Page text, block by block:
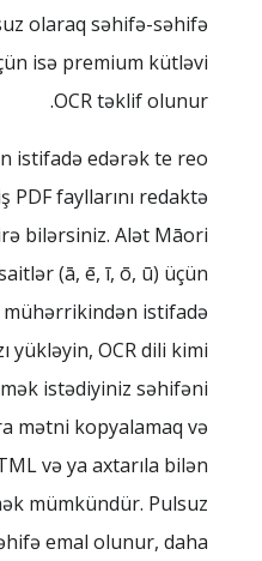
olaraq səhifə-səhifə
isə premium kütləvi
OCR təklif olunur.
istifadə edərək te reo
fayllarını redaktə
bilərsiniz. Alət Māori
(ā, ē, ī, ō, ū) üçün
mühərrikindən istifadə
yükləyin, OCR dili kimi
istədiyiniz səhifəni
mətni kopyalamaq və
və ya axtarıla bilən
mümkündür. Pulsuz
emal olunur, daha